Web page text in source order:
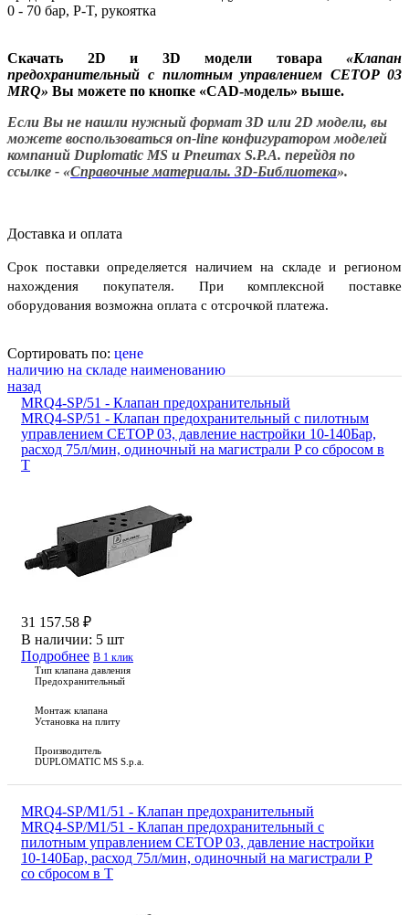
0 - 70 бар, P-T, рукоятка
Скачать 2D и 3D модели товара «Клапан
предохранительный с пилотным управлением CETOP 03
MRQ» Вы можете по кнопке «CAD-модель» выше.
Если Вы не нашли нужный формат 3D или 2D модели, вы
можете воспользоваться on-line конфигуратором моделей
компаний Duplomatic MS и Pneumax S.P.A. перейдя по
ссылке - «Справочные материалы. 3D-Библиотека».
Доставка и оплата
Срок поставки определяется наличием на складе и регионом
нахождения покупателя. При комплексной поставке
оборудования возможна оплата с отсрочкой платежа.
Сортировать по: цене
наличию на складе наименованию
назад
MRQ4-SP/51 - Клапан предохранительный
MRQ4-SP/51 - Клапан предохранительный с пилотным
управлением CETOP 03, давление настройки 10-140Бар,
расход 75л/мин, одиночный на магистрали P со сбросом в
T
31 157.58 ₽
В наличии: 5 шт
Подробнее В 1 клик
Тип клапана давления
Предохранительный
Монтаж клапана
Установка на плиту
Производитель
DUPLOMATIC MS S.p.a.
MRQ4-SP/M1/51 - Клапан предохранительный
MRQ4-SP/M1/51 - Клапан предохранительный с
пилотным управлением CETOP 03, давление настройки
10-140Бар, расход 75л/мин, одиночный на магистрали P
со сбросом в T